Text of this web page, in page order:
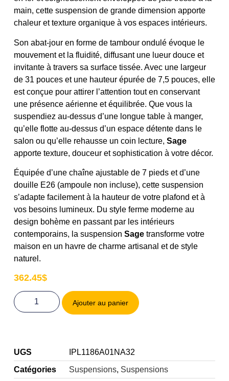
main, cette suspension de grande dimension apporte
chaleur et texture organique à vos espaces intérieurs.
Son abat-jour en forme de tambour ondulé évoque le
mouvement et la fluidité, diffusant une lueur douce et
invitante à travers sa surface tissée. Avec une largeur
de 31 pouces et une hauteur épurée de 7,5 pouces, elle
est conçue pour attirer l’attention tout en conservant
une présence aérienne et équilibrée. Que vous la
suspendiez au-dessus d’une longue table à manger,
qu’elle flotte au-dessus d’un espace détente dans le
salon ou qu’elle rehausse un coin lecture, Sage
apporte texture, douceur et sophistication à votre décor.
Équipée d’une chaîne ajustable de 7 pieds et d’une
douille E26 (ampoule non incluse), cette suspension
s’adapte facilement à la hauteur de votre plafond et à
vos besoins lumineux. Du style ferme moderne au
design bohème en passant par les intérieurs
contemporains, la suspension Sagetransforme votre
maison en un havre de charme artisanal et de style
naturel.
362.45$
Ajouter au panier
UGS
IPL1186A01NA32
Catégories
Suspensions, Suspensions